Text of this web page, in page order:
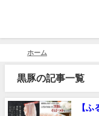
ホーム
黒豚の記事一覧
【